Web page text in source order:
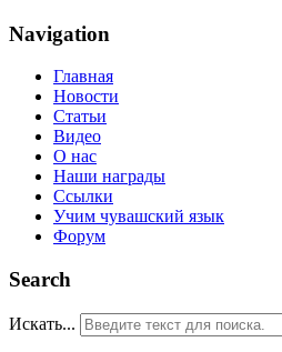
Navigation
Главная
Новости
Статьи
Видео
О нас
Наши награды
Ссылки
Учим чувашский язык
Форум
Search
Искать...